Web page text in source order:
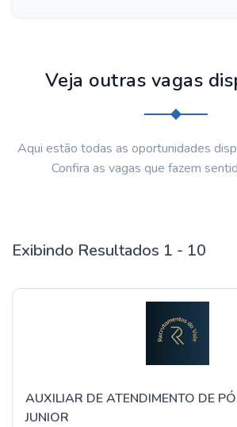
Veja outras vagas
Aqui estão todas as oportunidades
Confira as vagas que fazem
Exibindo Resultados 1 - 10
AUXILIAR DE ATENDIMENTO DE
JUNIOR